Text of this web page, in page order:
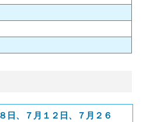
日、７月１２日、７月２６